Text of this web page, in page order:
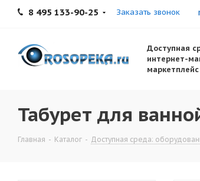
8 495 133-90-25 Заказать звонок
Доступная
интернет-
Табурет для
Главная - Каталог - Доступная среда: